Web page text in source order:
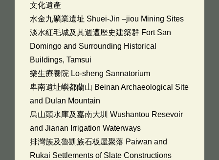
文化遺產
水金九礦業遺址 Shuei-Jin –jiou Mining Sites
淡水紅毛城及其週遭歷史建築群 Fort San
Domingo and Surrounding Historical
Buildings, Tamsui
樂生療養院 Lo-sheng Sannatorium
卑南遺址嶼都蘭山 Beinan Archaeological Site
and Dulan Mountain
烏山頭水庫及嘉南大圳 Wushantou Resevoir
and Jianan Irrigation Waterways
排灣族及魯凱族石板屋聚落 Paiwan and
Rukai Settlements of Slate Constructions